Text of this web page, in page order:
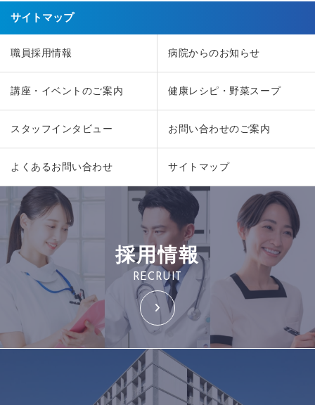
サイトマップ
職員採用情報 病院からのお知らせ
講座・イベントのご案内 健康レシピ・野菜スープ
スタッフインタビュー お問い合わせのご案内
よくあるお問い合わせ サイトマップ
採用情報
RECRUIT